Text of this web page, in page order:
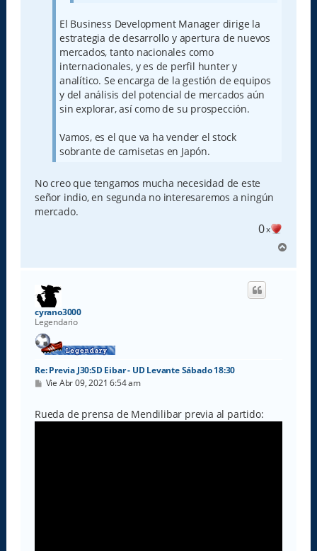
El Business Development Manager dirige la
estrategia de desarrollo y apertura de nuevos
mercados, tanto nacionales como
internacionales, y es de perfil hunter y
analítico. Se encarga de la gestión de equipos
y del análisis del potencial de mercados aún
sin explorar, así como de su prospección.
Vamos, es el que va ha vender el stock
sobrante de camisetas en Japón.
No creo que tengamos mucha necesidad de este
señor indio, en segunda no interesaremos a ningún
mercado.
0x
r
cyrano3000
Legendario
Re: Previa J30:SD Eibar - UD Levante Sábado 18:30
M
s
a
Vie Abr 09, 2021 6:54 am
Rueda de prensa de Mendilibar previa al partido: